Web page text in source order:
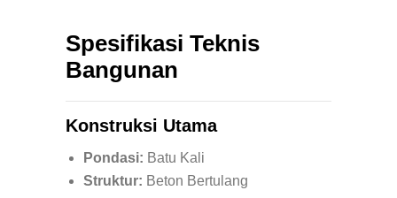
Spesifikasi Teknis
Bangunan
Konstruksi Utama
Pondasi: Batu Kali
Struktur: Beton Bertulang